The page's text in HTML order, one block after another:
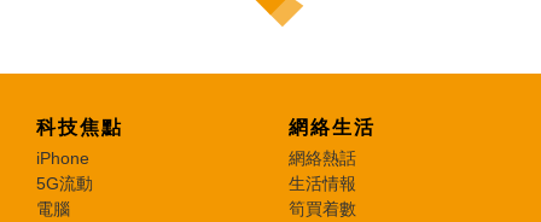
科技焦點
iPhone
5G流動
電腦
網絡生活
網絡熱話
生活情報
筍買着數